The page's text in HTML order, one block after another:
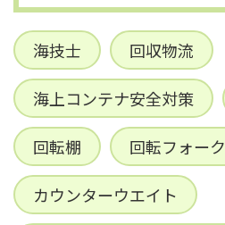
海技士 回収物流
海上コンテナ安全対策
回転棚 回転フォーク
カウンターウエイト